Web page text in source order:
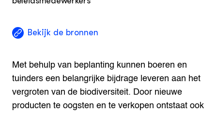
Bekijk de bronnen
Met behulp van beplanting kunnen boeren en
tuinders een belangrijke bijdrage leveren aan het
vergroten van de biodiversiteit. Door nieuwe
producten te oogsten en te verkopen ontstaat ook